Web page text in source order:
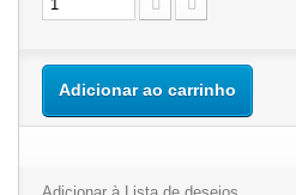
Adicionar ao carrinho